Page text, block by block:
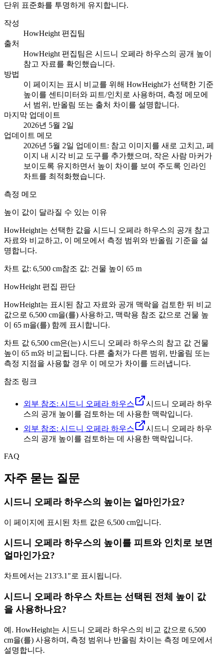
단위 표준화를 투명하게 유지합니다.
작성
HowHeight 편집팀
출처
HowHeight 편집팀은 시드니 오페라 하우스의 공개 높이
참고 자료를 확인했습니다.
방법
이 페이지는 표시 비교를 위해 HowHeight가 선택한 기준
높이를 센티미터와 피트/인치로 사용하며, 측정 메모에
서 범위, 반올림 또는 출처 차이를 설명합니다.
마지막 업데이트
2026년 5월 2일
업데이트 메모
2026년 5월 2일 업데이트: 참고 이미지를 새로 고치고, 페
이지 내 시각 비교 도구를 추가했으며, 작은 사람 마커가
보이도록 유지하면서 높이 차이를 보여 주도록 인라인
차트를 최적화했습니다.
측정 메모
높이 값이 달라질 수 있는 이유
HowHeight는 선택한 값을 시드니 오페라 하우스의 공개 참고
자료와 비교하고, 이 메모에서 측정 범위와 반올림 기준을 설
명합니다.
차트 값: 6,500 cm참조 값: 건물 높이 65 m
HowHeight 편집 판단
HowHeight는 표시된 참고 자료와 공개 맥락을 검토한 뒤 비교
값으로 ⁦6,500 cm⁩을(를) 사용하고, 맥락용 참조 값으로 ⁦건물 높
이 65 m⁩을(를) 함께 표시합니다.
차트 값 6,500 cm은(는) 시드니 오페라 하우스의 참고 값 건물
높이 65 m와 비교됩니다. 다른 출처가 다른 범위, 반올림 또는
측정 지점을 사용할 경우 이 메모가 차이를 드러냅니다.
참조 링크
외부 참조: 시드니 오페라 하우스
시드니 오페라 하우
스의 공개 높이를 검토하는 데 사용한 맥락입니다.
외부 참조: 시드니 오페라 하우스
시드니 오페라 하우
스의 공개 높이를 검토하는 데 사용한 맥락입니다.
FAQ
자주 묻는 질문
시드니 오페라 하우스의 높이는 얼마인가요?
이 페이지에 표시된 차트 값은 6,500 cm입니다.
시드니 오페라 하우스의 높이를 피트와 인치로 보면
얼마인가요?
차트에서는 213'3.1"로 표시됩니다.
시드니 오페라 하우스 차트는 선택된 전체 높이 값
을 사용하나요?
예. HowHeight는 시드니 오페라 하우스의 비교 값으로 6,500
cm을(를) 사용하며, 측정 범위나 반올림 차이는 측정 메모에서
설명합니다.